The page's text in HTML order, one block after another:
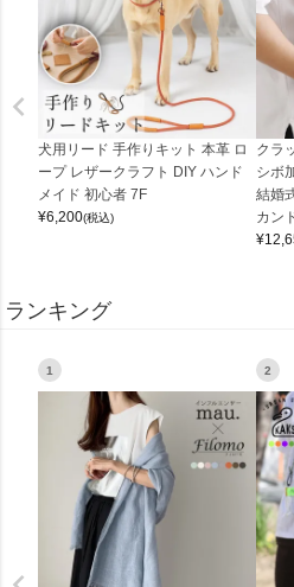
犬用リード 手作りキット 本革 ロ
ープ レザークラフト DIY ハンド
メイド 初心者 7F
¥6,200(税込)
クラ
シボ
結婚
カン
¥
ランキング
1 2